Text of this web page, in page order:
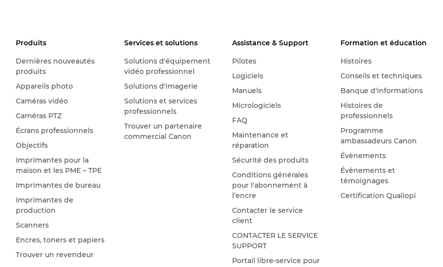
Produits
Dernières nouveautés
produits
Appareils photo
Caméras vidéo
Caméras PTZ
Écrans professionnels
Objectifs
Imprimantes pour la
maison et les PME – TPE
Imprimantes de bureau
Imprimantes de
production
Scanners
Encres, toners et papiers
Trouver un revendeur
Services et solutions
Solutions d'équipement
vidéo professionnel
Solutions d'imagerie
Solutions et services
professionnels
Trouver un partenaire
commercial Canon
Assistance & Support
Pilotes
Logiciels
Manuels
Micrologiciels
FAQ
Maintenance et
réparation
Sécurité des produits
Conditions générales
pour l'abonnement à
l’encre
Contacter le service
client
CONTACTER LE SERVICE
SUPPORT
Portail libre-service pour
Formation et éducation
Histoires
Conseils et techniques
Banque d'informations
Histoires de
professionnels
Programme
ambassadeurs Canon
Évènements
Événements et
témoignages
Certification Qualiopi